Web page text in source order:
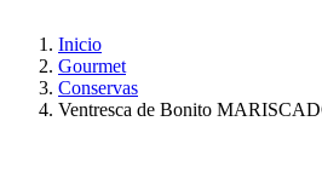
Inicio
Gourmet
Conservas
Ventresca de Bonito